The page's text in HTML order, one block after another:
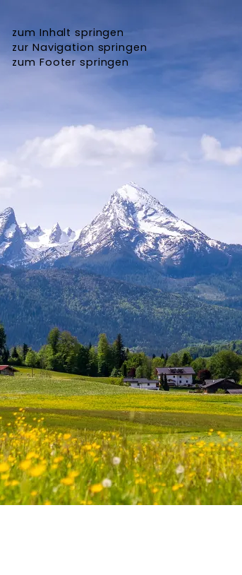
zum Inhalt springen
zur Navigation springen
zum Footer springen